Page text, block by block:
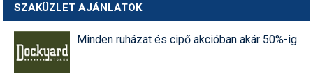
SZAKÜZLET AJÁNLATOK
Minden ruházat és cipő akcióban akár 50%-ig